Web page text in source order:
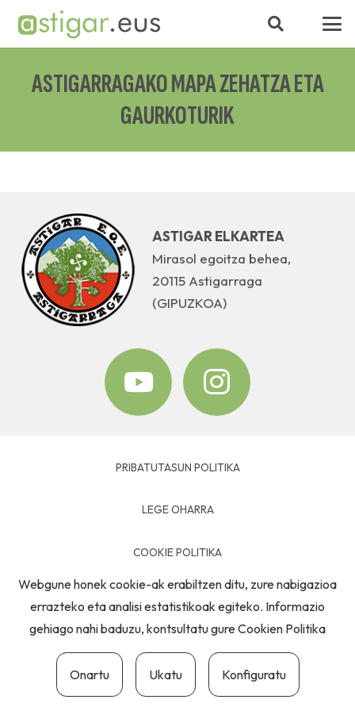
ASTIGARRAGAKO MAPA ZEHATZA ETA
GAURKOTURIK
ASTIGAR ELKARTEA
Mirasol egoitza behea,
20115 Astigarraga
(GIPUZKOA)
PRIBATUTASUN POLITIKA
LEGE OHARRA
COOKIE POLITIKA
Webgune honek cookie-ak erabiltzen ditu, zure nabigazioa
errazteko eta analisi estatistikoak egiteko. Informazio
gehiago nahi baduzu, kontsultatu gureCookien Politika
Onartu Ukatu Konfiguratu